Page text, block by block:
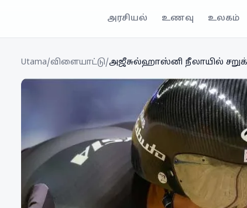
அரசியல் உணவு உலகம்
Utama/விளையாட்டு/அஜீசுல்ஹாஸ்னி நீலாயில்